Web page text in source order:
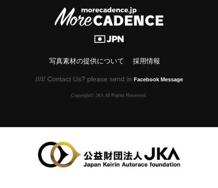
写真素材の提供について 採用情報
///// Contact Us? please send in Facebook Message
Copyright© JKA.All Rights Reserved.